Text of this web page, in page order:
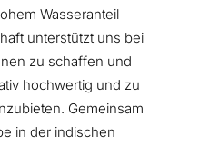
Wasseranteil
unterstützt uns bei
zu schaffen und
hochwertig und zu
Gemeinsam
in der indischen